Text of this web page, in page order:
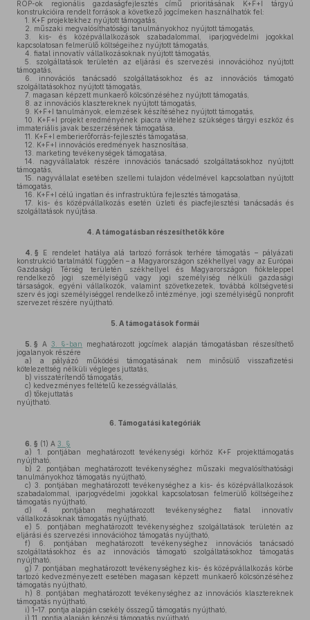
ROP-ok regionális gazdaságfejlesztés című prioritásának K+F+I tárgyú
konstrukcióira rendelt források a következő jogcímeken használhatók fel:
1.
K+F projektekhez nyújtott támogatás,
2.
műszaki megvalósíthatósági tanulmányokhoz nyújtott támogatás,
3.
kis- és középvállalkozások szabadalommal, iparjogvédelmi jogokkal
kapcsolatosan felmerülő költségeihez nyújtott támogatás,
4. fiatal innovatív vállalkozásoknak nyújtott támogatás,
5.
szolgáltatások területén az eljárási és szervezési innovációhoz nyújtott
támogatás,
6.
innovációs tanácsadó szolgáltatásokhoz és az innovációs támogató
szolgáltatásokhoz nyújtott támogatás,
7. magasan képzett munkaerő kölcsönzéséhez nyújtott támogatás,
8. az innovációs klasztereknek nyújtott támogatás,
9.
K+F+I tanulmányok, elemzések készítéséhez nyújtott támogatás,
10.
K+F+I projekt eredményének piacra viteléhez szükséges tárgyi eszköz és
immateriális javak beszerzésének támogatása,
11.
K+F+I emberierőforrás-fejlesztés támogatása,
12.
K+F+I innovációs eredmények hasznosítása,
13.
marketing tevékenységek támogatása,
14.
nagyvállalatok részére innovációs tanácsadó szolgáltatásokhoz nyújtott
támogatás,
15.
nagyvállalat esetében szellemi tulajdon védelmével kapcsolatban nyújtott
támogatás,
16.
K+F+I célú ingatlan és infrastruktúra fejlesztés támogatása,
17.
kis- és középvállalkozás esetén üzleti és piacfejlesztési tanácsadás és
szolgáltatások nyújtása.
4. A támogatásban részesíthetők köre
4. § E rendelet hatálya alá tartozó források terhére támogatás – pályázati
konstrukció tartalmától függően – a Magyarországon székhellyel vagy az Európai
Gazdasági Térség területén székhellyel és Magyarországon fiókteleppel
rendelkező jogi személyiségű vagy jogi személyiség nélküli gazdasági
társaságok, egyéni vállalkozók, valamint szövetkezetek, továbbá költségvetési
szerv és jogi személyiséggel rendelkező intézménye, jogi személyiségű nonprofit
szervezet részére nyújtható.
5. A támogatások formái
5. § A 3. §-ban
meghatározott jogcímek alapján támogatásban részesíthető
jogalanyok részére
a) a pályázó működési támogatásának nem minősülő visszafizetési
kötelezettség nélküli végleges juttatás,
b) visszatérítendő támogatás,
c) kedvezményes feltételű kezességvállalás,
d) tőkejuttatás
nyújtható.
6. Támogatási kategóriák
6. § (1) A 3. §
a) 1. pontjában meghatározott tevékenységi körhöz K+F projekttámogatás
nyújtható,
b) 2. pontjában meghatározott tevékenységhez műszaki megvalósíthatósági
tanulmányokhoz támogatás nyújtható,
c) 3. pontjában meghatározott tevékenységhez a kis- és középvállalkozások
szabadalommal, iparjogvédelmi jogokkal kapcsolatosan felmerülő költségeihez
támogatás nyújtható,
d) 4. pontjában meghatározott tevékenységhez fiatal innovatív
vállalkozásoknak támogatás nyújtható,
e) 5. pontjában meghatározott tevékenységhez szolgáltatások területén az
eljárási és szervezési innovációhoz támogatás nyújtható,
f) 6. pontjában meghatározott tevékenységhez innovációs tanácsadó
szolgáltatásokhoz és az innovációs támogató szolgáltatásokhoz támogatás
nyújtható,
g) 7. pontjában meghatározott tevékenységhez kis- és középvállalkozás körbe
tartozó kedvezményezett esetében magasan képzett munkaerő kölcsönzéséhez
támogatás nyújtható,
h) 8. pontjában meghatározott tevékenységhez az innovációs klasztereknek
támogatás nyújtható,
i) 1–17. pontja alapján csekély összegű támogatás nyújtható,
j) 11. pontja alapján képzési támogatás nyújtható,